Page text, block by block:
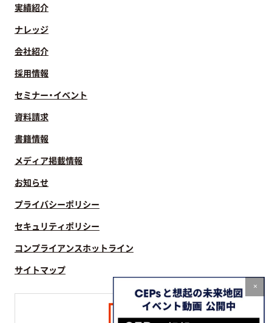
実績紹介
ナレッジ
会社紹介
採用情報
セミナー・イベント
資料請求
書籍情報
メディア掲載情報
お知らせ
プライバシーポリシー
セキュリティポリシー
コンプライアンスホットライン
サイトマップ
×